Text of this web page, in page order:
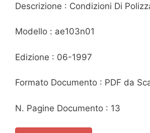
Descrizione : Condizioni Di
Modello : ae103n01
Edizione : 06-1997
Formato Documento : PDF da
N. Pagine Documento : 13